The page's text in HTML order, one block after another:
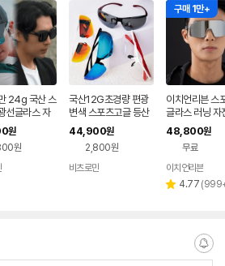
24g 국산 스
선글라스 자
등산 야구 테
톤 골프 낚시
안함
원
원
국산12G초경량 편광
변색 스포츠고글 등산
낚시 선글라스
44,900원
2,800원
비츠로만
구매 1만+
이치언리븐 스
글라스 러닝 자
글 골프 편광
고글
48,800원
무료
이치언리븐
별 4.77 리
(
알